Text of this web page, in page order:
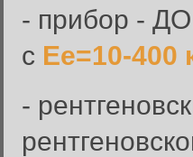
- прибор -
с Ее=10-400
-